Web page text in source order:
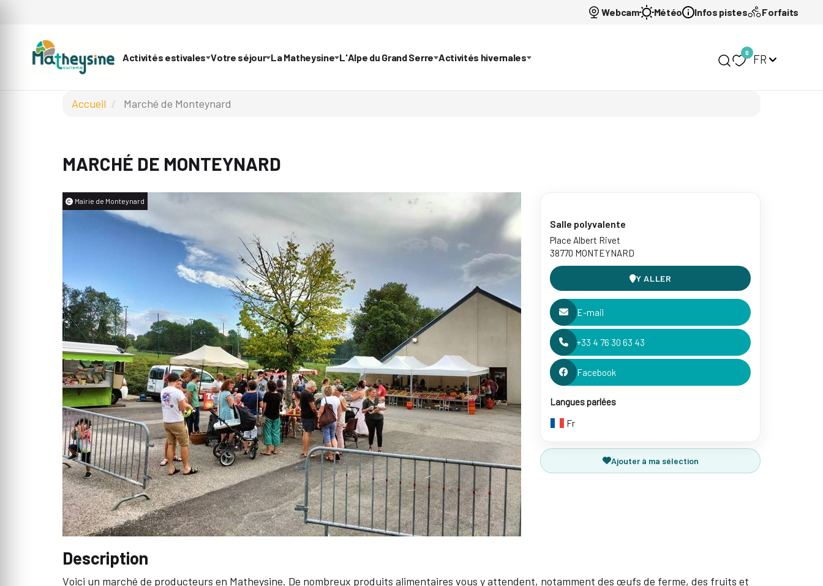
Webcam Météo Infos pistes Forfaits
Activités estivales Votre séjour La Matheysine L'Alpe du Grand Serre Activités hivernales 0 FR
Accueil Marché de Monteynard
MARCHÉ DE MONTEYNARD
Mairie de Monteynard
Salle polyvalente
Place Albert Rivet
38770 MONTEYNARD
Y ALLER
E-mail
+33 4 76 30 63 43
Facebook
Langues parlées
Fr
Ajouter à ma sélection
Description
Voici un marché de producteurs en Matheysine. De nombreux produits alimentaires vous y attendent, notamment des œufs de ferme, des fruits et